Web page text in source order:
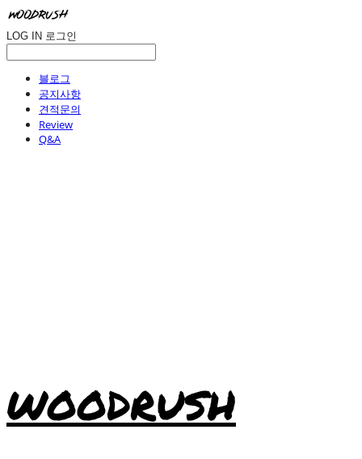
LOG IN 로그인
블로그
공지사항
견적문의
Review
Q&A
WOODRUSH